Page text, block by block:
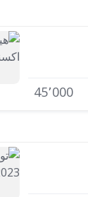
45٬000